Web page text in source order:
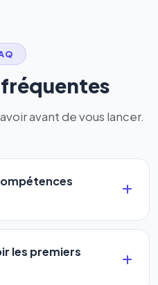
avant de vous lancer.
a été conçu pour
profils: artisans,
PME ou
les premiers